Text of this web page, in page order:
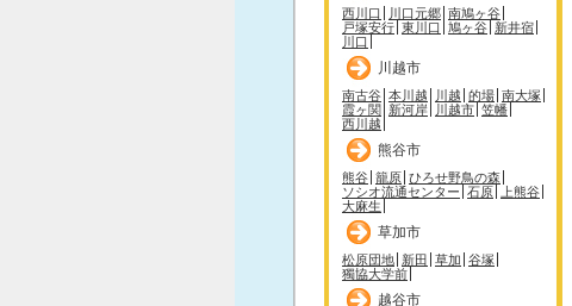
西川口 川口元郷 南鳩ヶ谷
戸塚安行 東川口 鳩ヶ谷 新井宿
川口
川越市
南古谷 本川越 川越 的場 南大塚
霞ヶ関
新河岸 川越市 笠幡
西川越
熊谷市
熊谷 籠原 ひろせ野鳥の森
ソシオ流通センター 石原
上熊谷
大麻生
草加市
松原団地 新田 草加 谷塚
獨協大学前
越谷市